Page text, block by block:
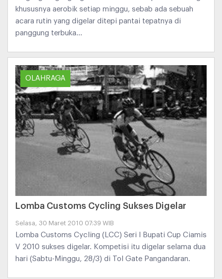
khususnya aerobik setiap minggu, sebab ada sebuah
acara rutin yang digelar ditepi pantai tepatnya di
panggung terbuka...
OLAHRAGA
Lomba Customs Cycling Sukses Digelar
Selasa, 30 Maret 2010 07:39 WIB
Lomba Customs Cycling (LCC) Seri I Bupati Cup Ciamis
V 2010 sukses digelar. Kompetisi itu digelar selama dua
hari (Sabtu-Minggu, 28/3) di Tol Gate Pangandaran.